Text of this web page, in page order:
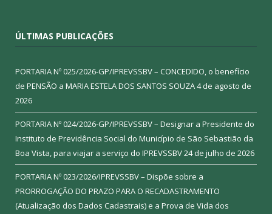
ÚLTIMAS PUBLICAÇÕES
PORTARIA Nº 025/2026-GP/IPREVSSBV – CONCEDIDO, o benefício
de PENSÃO a MARIA ESTELA DOS SANTOS SOUZA4 de agosto de
2026
PORTARIA Nº 024/2026-GP/IPREVSSBV – Designar a Presidente do
Instituto de Previdência Social do Município de São Sebastião da
Boa Vista, para viajar a serviço do IPREVSSBV24 de julho de 2026
PORTARIA Nº 023/2026/IPREVSSBV – Dispõe sobre a
PRORROGAÇÃO DO PRAZO PARA O RECADASTRAMENTO
(Atualização dos Dados Cadastrais) e a Prova de Vida dos